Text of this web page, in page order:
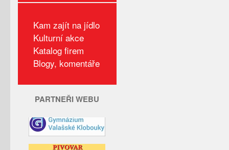
Kam zajít na jídlo
Kulturní akce
Katalog firem
Blogy, komentáře
PARTNEŘI WEBU